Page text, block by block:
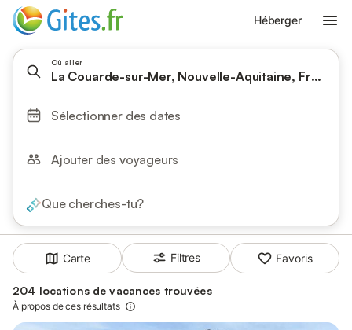
Héberger
Où aller
La Couarde-sur-Mer, Nouvelle-Aquitaine, France
Sélectionner des dates
Ajouter des voyageurs
Que cherches-tu?
Carte Filtres Favoris
204 locations de vacances trouvées
À propos de ces résultats